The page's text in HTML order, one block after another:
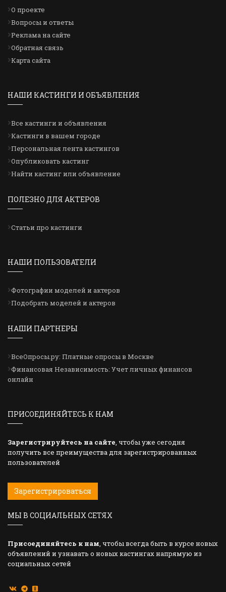
О проекте
Вопросы и ответы
Реклама на сайте
Обратная связь
Карта сайта
НАШИ КАСТИНГИ И ОБЪЯВЛЕНИЯ
Все кастинги и объявления
Кастинги в вашем городе
Персональная лента кастингов
Опубликовать кастинг
Найти кастинг или объявление
ПОЛЕЗНО ДЛЯ АКТЕРОВ
Статьи про кастинги
НАШИ ПОЛЬЗОВАТЕЛИ
Фотографии моделей и актеров
Подобрать моделей и актеров
НАШИ ПАРТНЕРЫ
ВсеОпросы.ру: Платные опросы в Москве
Финансовая Независимость: Учет личных финансов
онлайн
ПРИСОЕДИНЯЙТЕСЬ К НАМ
Зарегистрируйтесь на сайте , чтобы уже сегодня
получить все преимущества для зарегистрированных
пользователей
Зарегистрироваться
МЫ В СОЦИАЛЬНЫХ СЕТЯХ
Присоединяйтесь к нам , чтобы всегда быть в курсе новых
объявлений и узнавать о новых кастингах напрямую из
социальных сетей